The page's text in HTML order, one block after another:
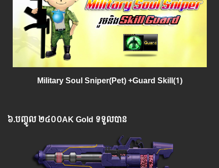
Military Soul Sniper(Pet) +Guard Skill(1)
៦.​បញ្ចូល២៤០០AK Gold ទទួលបាន